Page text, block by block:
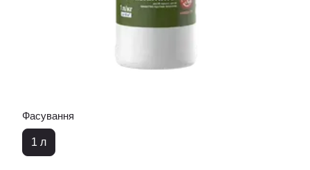
Фасування
1 л